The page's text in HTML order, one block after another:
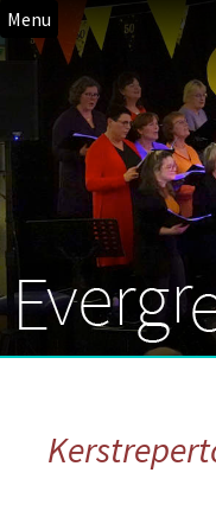
Menu